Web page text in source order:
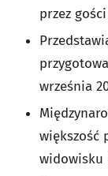
przez
września
większość
widowisku